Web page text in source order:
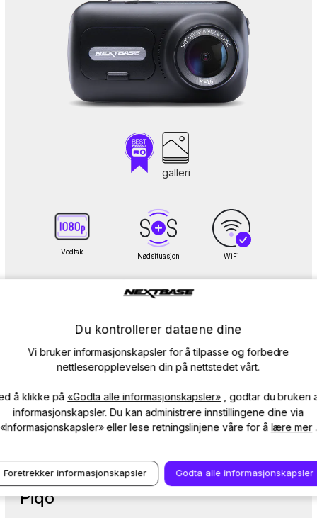
galleri
Vedtak Nødsituasjon WiFi
Parkeringsmodus Skjerm
Vis detaljer Sammenligne
Alltid på vakt
Piqo
Du kontrollerer dataene dine
Vi bruker informasjonskapsler for å tilpasse og forbedre
nettleseropplevelsen din på nettstedet vårt.
å klikke på «Godta alle informasjonskapsler» , godtar du bruken
informasjonskapsler. Du kan administrere innstillingene dine via
«Informasjonskapsler» eller lese retningslinjene våre for å lære mer.
Foretrekker informasjonskapsler Godta alle informasjonskapsler